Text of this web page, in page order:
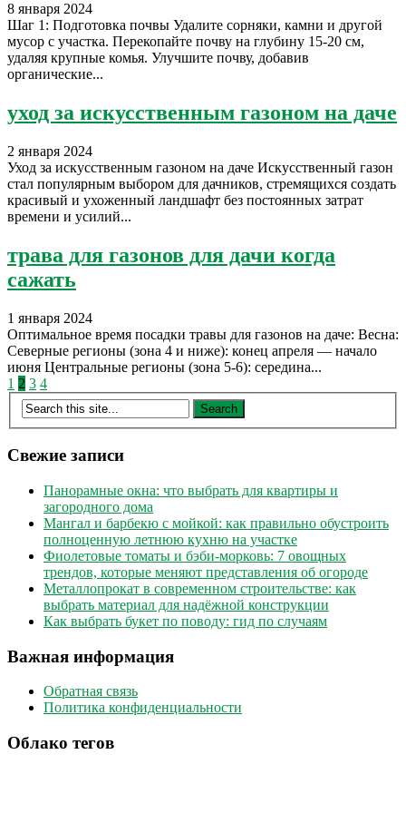
8 января 2024
Шаг 1: Подготовка почвы Удалите сорняки, камни и другой
мусор с участка. Перекопайте почву на глубину 15-20 см,
удаляя крупные комья. Улучшите почву, добавив
органические...
уход за искусственным газоном на даче
2 января 2024
Уход за искусственным газоном на даче Искусственный газон
стал популярным выбором для дачников, стремящихся создать
красивый и ухоженный ландшафт без постоянных затрат
времени и усилий...
трава для газонов для дачи когда
сажать
1 января 2024
Оптимальное время посадки травы для газонов на даче: Весна:
Северные регионы (зона 4 и ниже): конец апреля — начало
июня Центральные регионы (зона 5-6): середина...
Пагинация
записей
1 2 3 4
Свежие записи
Панорамные окна: что выбрать для квартиры и
загородного дома
Мангал и барбекю с мойкой: как правильно обустроить
полноценную летнюю кухню на участке
Фиолетовые томаты и бэби-морковь: 7 овощных
трендов, которые меняют представления об огороде
Металлопрокат в современном строительстве: как
выбрать материал для надёжной конструкции
Как выбрать букет по поводу: гид по случаям
Важная информация
Обратная связь
Политика конфиденциальности
Облако тегов